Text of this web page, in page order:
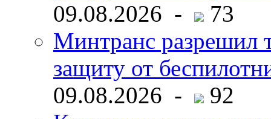
09.08.2026 -
73
Минтранс разрешил
защиту от
09.08.2026 -
92